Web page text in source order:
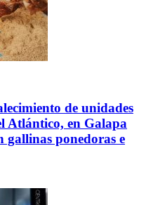
de unidades
Atlántico, en Galapa
gallinas ponedoras e